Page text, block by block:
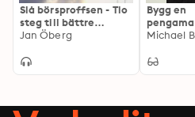
sina beslut utifrån tekniska
finansinformation. Även om
tekniskt komplicerad text.
Slå börsproffsen - Tio
steg till bättre
aktieaffärer
Jan Öberg
Bygg en
AdWords